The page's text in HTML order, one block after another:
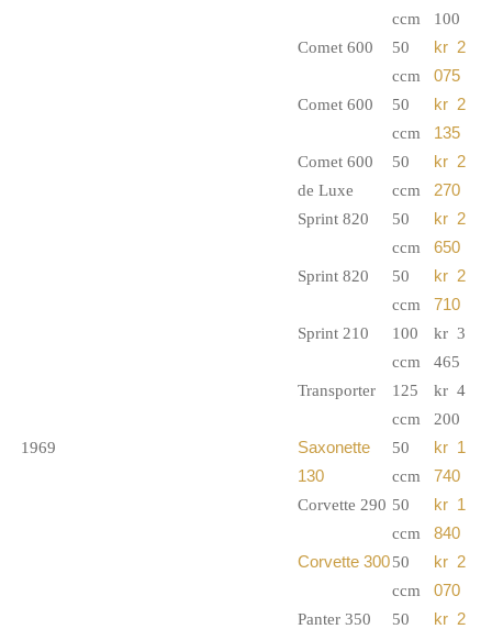
ccm
100
Comet 600
50
ccm
kr 2
075
Comet 600
50
ccm
kr 2
135
Comet 600
de Luxe
50
ccm
kr 2
270
Sprint 820
50
ccm
kr 2
650
Sprint 820
50
ccm
kr 2
710
Sprint 210
100
ccm
kr 3
465
Transporter
125
ccm
kr 4
200
1969
Saxonette
130
50
ccm
kr 1
740
Corvette 290 50
ccm
kr 1
840
Corvette 30050
ccm
kr 2
070
Panter 350
50
kr 2